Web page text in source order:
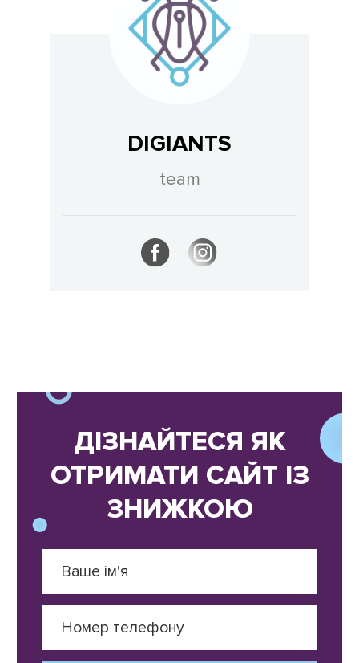
DIGIANTS
team
ДІЗНАЙТЕСЯ ЯК
ОТРИМАТИ САЙТ ІЗ
ЗНИЖКОЮ